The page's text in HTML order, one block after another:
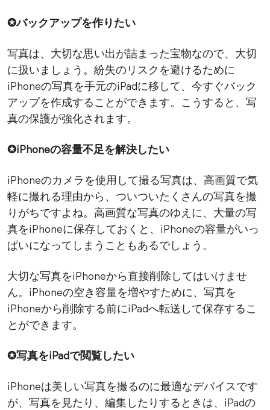
✪バックアップを作りたい
写真は、大切な思い出が詰まった宝物なので、大切
に扱いましょう。紛失のリスクを避けるために
iPhoneの写真を手元のiPadに移して、今すぐバック
アップを作成することができます。こうすると、写
真の保護が強化されます。
✪iPhoneの容量不足を解決したい
iPhoneのカメラを使用して撮る写真は、高画質で気
軽に撮れる理由から、ついついたくさんの写真を撮
りがちですよね。高画質な写真のゆえに、大量の写
真をiPhoneに保存しておくと、iPhoneの容量がいっ
ぱいになってしまうこともあるでしょう。
大切な写真をiPhoneから直接削除してはいけませ
ん。iPhoneの空き容量を増やすために、写真を
iPhoneから削除する前にiPadへ転送して保存するこ
とができます。
✪写真をiPadで閲覧したい
iPhoneは美しい写真を撮るのに最適なデバイスです
が、写真を見たり、編集したりするときは、iPadの